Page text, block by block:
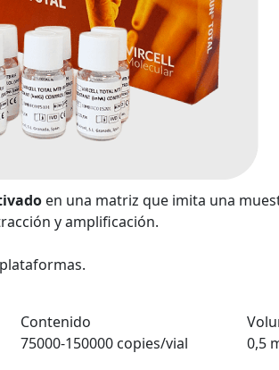
en una matriz que imita una
y amplificación.
Contenido
75000-150000 copies/vial
0,5